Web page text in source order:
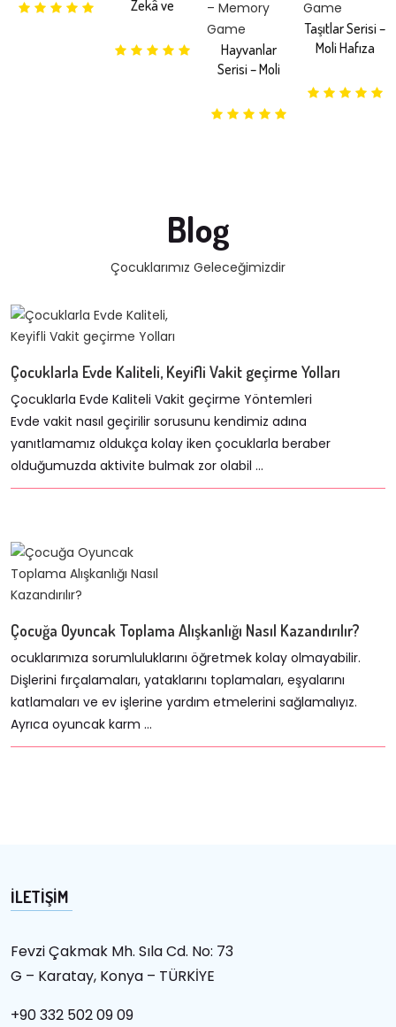
Zekâ ve
(Katlanır
Hayvanlar
Serisi – Moli
Memory Game
Taşıtlar Serisi –
Moli Hafıza
Memory Game
Blog
Çocuklarımız Geleceğimizdir
Çocuklarla Evde Kaliteli, Keyifli Vakit geçirme Yolları
Çocuklarla Evde Kaliteli Vakit geçirme Yöntemleri
Evde vakit nasıl geçirilir sorusunu kendimiz adına
yanıtlamamız oldukça kolay iken çocuklarla beraber
olduğumuzda aktivite bulmak zor olabil ...
Çocuğa Oyuncak Toplama Alışkanlığı Nasıl Kazandırılır?
ocuklarımıza sorumluluklarını öğretmek kolay olmayabilir.
Dişlerini fırçalamaları, yataklarını toplamaları, eşyalarını
katlamaları ve ev işlerine yardım etmelerini sağlamalıyız.
Ayrıca oyuncak karm ...
İLETİŞİM
Fevzi Çakmak Mh. Sıla Cd. No: 73
G – Karatay, Konya – TÜRKİYE
+90 332 502 09 09